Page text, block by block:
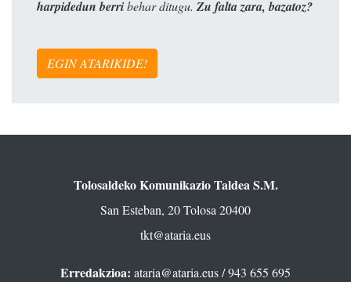
harpidedun berribehar ditugu. Zu falta zara, bazatoz?
EGIN ATARIKIDE!
Tolosaldeko Komunikazio Taldea S.M.
San Esteban, 20 Tolosa 20400
tkt@ataria.eus
Erredakzioa: ataria@ataria.eus/ 943 655 695